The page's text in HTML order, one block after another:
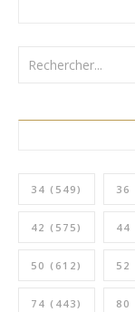
34 (549) 36
42 (575) 44
50 (612) 52
74 (443) 80